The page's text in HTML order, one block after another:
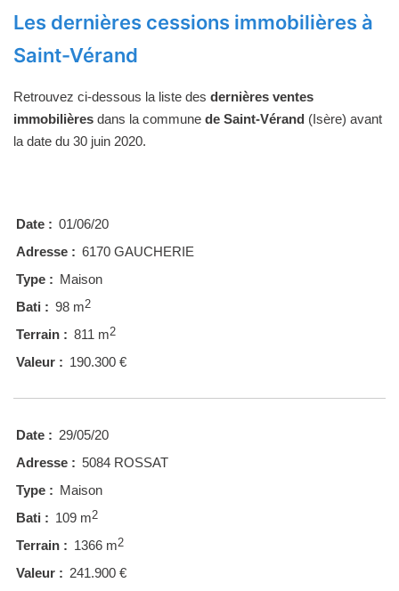
Les dernières cessions immobilières à
Saint-Vérand
Retrouvez ci-dessous la liste des dernières ventes
immobilières dans la commune de Saint-Vérand (Isère) avant
la date du 30 juin 2020.
Date : 01/06/20
Adresse : 6170 GAUCHERIE
Type : Maison
Bati : 98 m2
Terrain : 811 m2
Valeur : 190.300 €
Date : 29/05/20
Adresse : 5084 ROSSAT
Type : Maison
Bati : 109 m2
Terrain : 1366 m2
Valeur : 241.900 €